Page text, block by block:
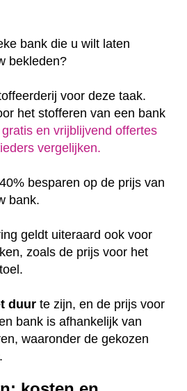
bank die u wilt laten
bekleden?
voor deze taak.
het stofferen van een bank
gratis en vrijblijvend offertes
vergelijken.
besparen op de prijs van
bank.
geldt uiteraard ook voor
zoals de prijs voor het
duur te zijn, en de prijs voor
bank is afhankelijk van
waaronder de gekozen